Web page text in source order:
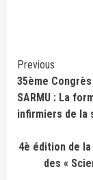
Continue
Reading
Previous
35ème
SARMU : La
infirmiers de la
4è édition de
des «